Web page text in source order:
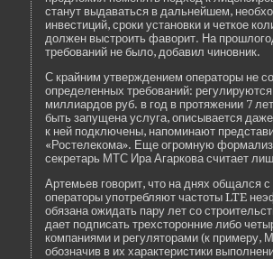
станут выдаваться в дальнейшем,
инве­стиций, сроки установки и четкое
должен выстроить фаворит. На
требований не было, добавил чиновник.
С крайним утве­ржде­нием операторы не
опреде­ленных требований:
миллиардов руб. в год в протяжении 7
быть запущена услуга, описывается
к ней подключены, напоминают
«Ростелекома». Еще огромную
секретарь МТС Ира Агаркова считает
Артемьев говорит, что на днях общался
операторы употребляют частоты LTE
обязана ожидать пару лет со
дает подписать трехсторонние либо
компаниями и регуляторами (к
обозначив в их характеристики